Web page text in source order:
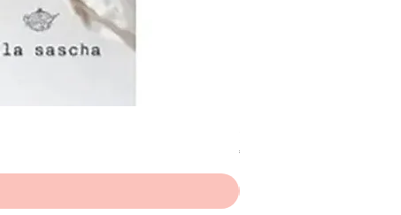
Prijs
€ 8,50